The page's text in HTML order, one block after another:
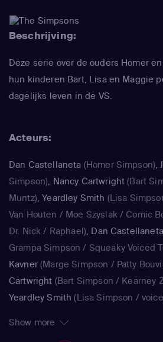
Beschrijving:
Deze serie over de ouders Homer
hun kinderen Bart, Lisa en Maggie
dagelijks leven in de VS.
Acteurs:
Dan Castellaneta (Homer Simpson),
Simpson), Nancy Cartwright (Bart
Muntz),Yeardley Smith (Lisa
Van Houten / Moe Szyslak / Comic
Dr. Nick / Raphael), Dan Castellaneta
Grampa Simpson / Squeaky Voiced
Kavner(Marge Simpson / Patty
Cartwright (Bart Simpson / Kearney
Yeardley Smith (Lisa Simpson /
Show more